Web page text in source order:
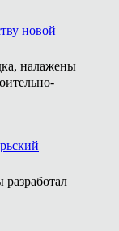
новой
налажены